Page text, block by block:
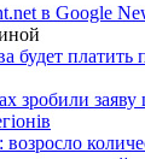
в Google
будет платить
зробили заяву